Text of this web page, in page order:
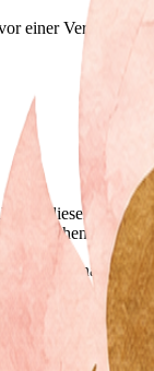
einer
auf diesen
oder
nach
von